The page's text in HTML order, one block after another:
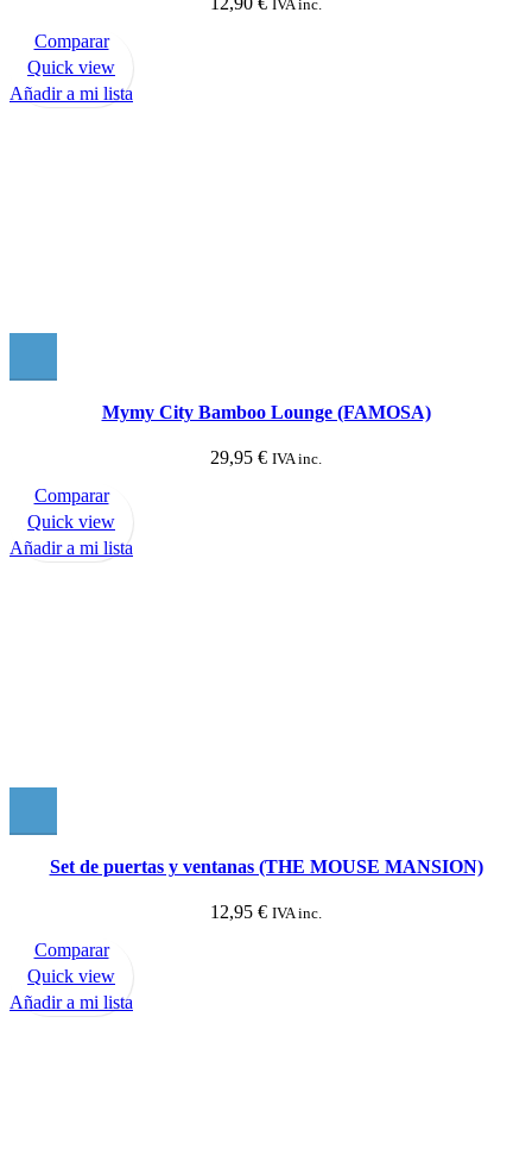
IVA inc.
Comparar
Quick view
Añadir a mi lista
Mymy City Bamboo Lounge (FAMOSA)
29,95 € IVA inc.
Comparar
Quick view
Añadir a mi lista
Set de puertas y ventanas (THE MOUSE MANSION)
12,95 € IVA inc.
Comparar
Quick view
Añadir a mi lista